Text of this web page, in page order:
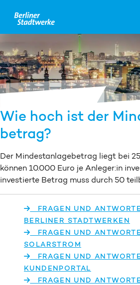
Wie hoch ist der
betrag?
Der Mindest­anlage­betrag liegt bei
können 10.000 Euro je Anleger:in
investierte Betrag muss durch 50
FRAGEN UND
BERLINER STADTWERKEN
FRAGEN UND
SOLARSTROM
FRAGEN UND
KUNDENPORTAL
FRAGEN UND